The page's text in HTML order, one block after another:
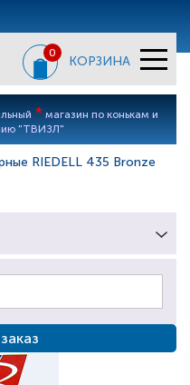
0
КОРЗИНА
* магазин по конькам и
"ТВИЗЛ"
RIEDELL 435 Bronze